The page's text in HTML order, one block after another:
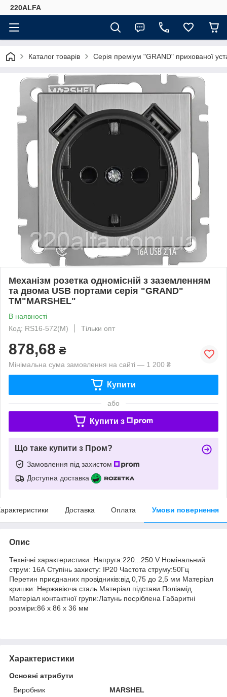
220ALFA
Каталог товарів Серія преміум "GRAND" прихованої
Механізм розетка одномісній з заземленням
та двома USB портами серія "GRAND"
ТМ"MARSHEL"
В наявності
Код: RS16-572(М)
Тільки опт
878,68 ₴
Мінімальна сума замовлення на сайті — 1 200 ₴
Купити
або
Купити з
Що таке купити з Пром?
Замовлення під захистом
Доступна доставка
Доставка Оплата Умови повернення
Опис
Технічні характеристики: Напруга:220...250 V Номінальний
струм: 16А Ступінь захисту: IP20 Частота струму:50Гц
Перетин приєднаних провідників:від 0,75 до 2,5 мм Матеріал
кришки: Нержавіюча сталь Матеріал підстави:Поліамід
Матеріал контактної групи:Латунь посріблена Габаритні
розміри:86 х 86 х 36 мм
Характеристики
Основні атрибути
Виробник
MARSHEL